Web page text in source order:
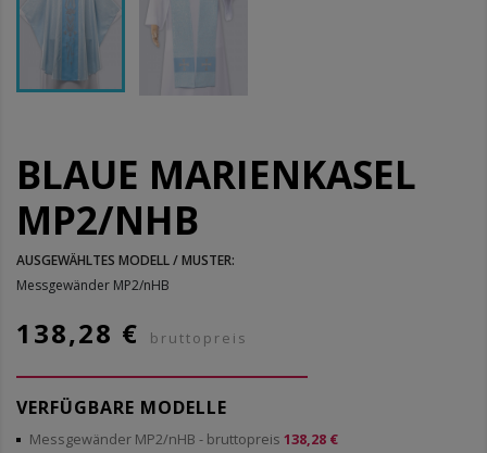
BLAUE MARIENKASEL
MP2/NHB
AUSGEWÄHLTES MODELL / MUSTER:
Messgewänder MP2/nHB
138,28 € bruttopreis
VERFÜGBARE MODELLE
Messgewänder MP2/nHB - bruttopreis 138,28 €